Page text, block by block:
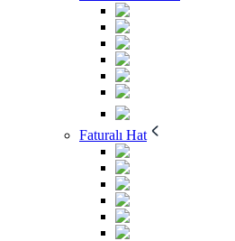
Faturalı Hat